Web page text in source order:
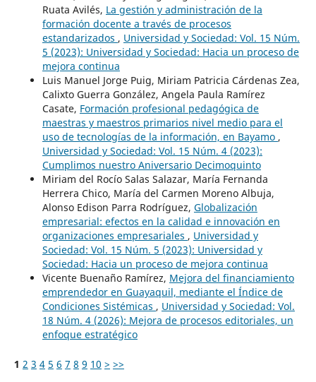
Ruata Avilés, La gestión y administración de la
formación docente a través de procesos
estandarizados , Universidad y Sociedad: Vol. 15 Núm.
5 (2023): Universidad y Sociedad: Hacia un proceso de
mejora continua
Luis Manuel Jorge Puig, Miriam Patricia Cárdenas Zea,
Calixto Guerra González, Angela Paula Ramírez
Casate, Formación profesional pedagógica de
maestras y maestros primarios nivel medio para el
uso de tecnologías de la información, en Bayamo ,
Universidad y Sociedad: Vol. 15 Núm. 4 (2023):
Cumplimos nuestro Aniversario Decimoquinto
Miriam del Rocío Salas Salazar, María Fernanda
Herrera Chico, María del Carmen Moreno Albuja,
Alonso Edison Parra Rodríguez, Globalización
empresarial: efectos en la calidad e innovación en
organizaciones empresariales , Universidad y
Sociedad: Vol. 15 Núm. 5 (2023): Universidad y
Sociedad: Hacia un proceso de mejora continua
Vicente Buenaño Ramírez, Mejora del financiamiento
emprendedor en Guayaquil, mediante el Índice de
Condiciones Sistémicas , Universidad y Sociedad: Vol.
18 Núm. 4 (2026): Mejora de procesos editoriales, un
enfoque estratégico
1 2 3 4 5 6 7 8 9 10 > >>